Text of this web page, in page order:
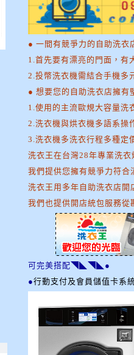
● 一間有競爭力的自助洗衣
1.首先要有漂亮的門面，有
2.投幣洗衣機需結合手機多
● 想要您的自助洗衣店擁有
1.使用的主流歐規大容量洗
2.洗衣機與烘衣機多語系操
3.洗衣機多洗衣行程多種定
洗衣王在台灣28年專業洗
我們提供您擁有競爭力符
洗衣王用多年自助洗衣店
我們也提供開店統包服務
可完美搭配◥◣◥◣●
●行動支付及會員儲值卡系